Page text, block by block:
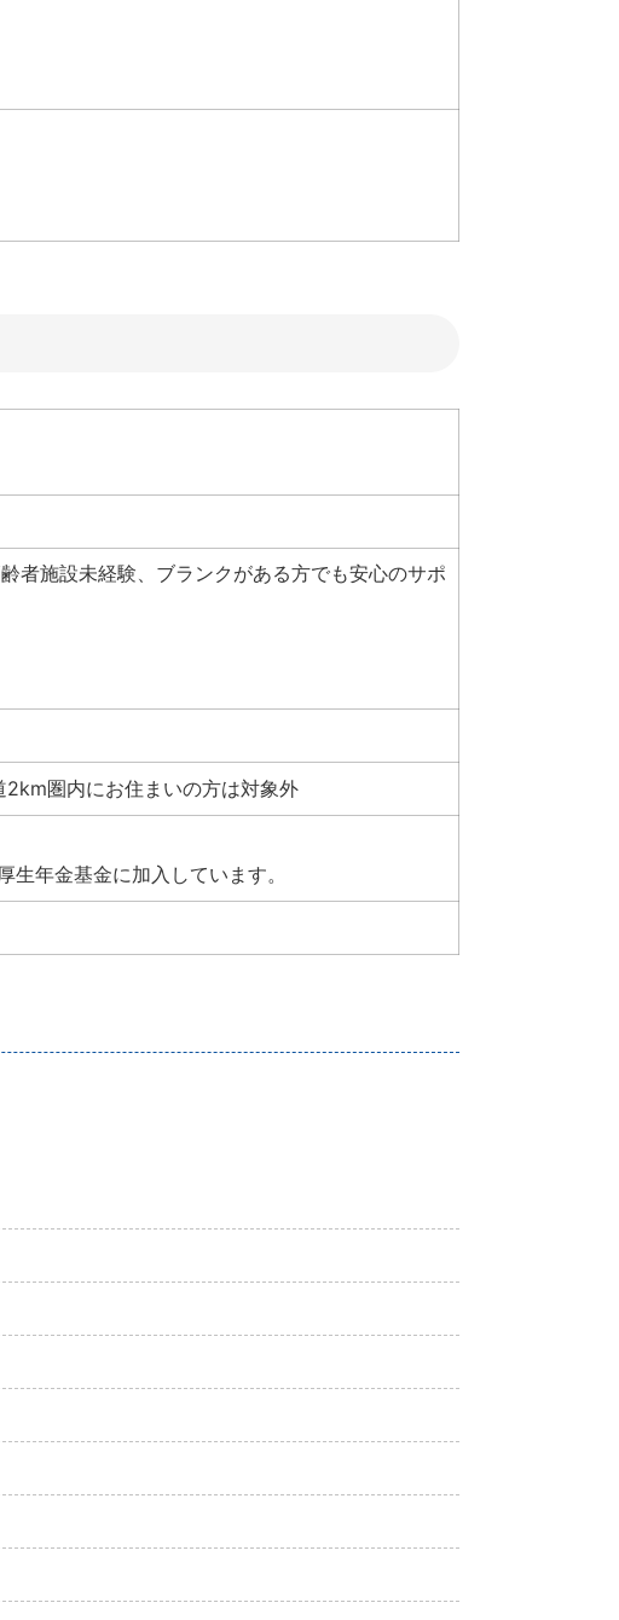
者施設未経験、ブランクがある方でも安心のサポ
圏内にお住まいの方は対象外
年金基金に加入しています。